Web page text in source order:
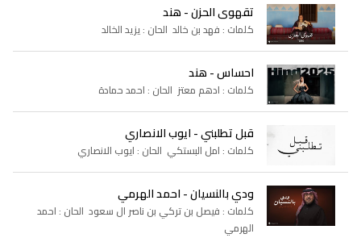
تقهوى الحزن - هند
كلمات : فهد بن خالد الحان : يزيد الخالد
احساس - هند
كلمات : ادهم معتز الحان : احمد حمادة
قبل تطلبني - ايوب الانصاري
كلمات : امل البستكي الحان : ايوب الانصاري
ودي بالنسيان - احمد الهرمي
كلمات : فيصل بن تركي بن ناصر ال سعود الحان : احمد
الهرمي